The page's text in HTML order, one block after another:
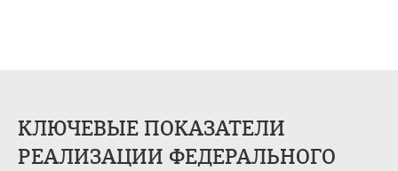
КЛЮЧЕВЫЕ ПОКАЗАТЕЛИ
РЕАЛИЗАЦИИ ФЕДЕРАЛЬНОГО